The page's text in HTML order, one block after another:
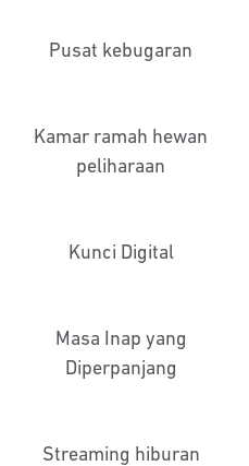
Pusat kebugaran
Kamar ramah hewan
peliharaan
Kunci Digital
Masa Inap yang
Diperpanjang
Streaming hiburan